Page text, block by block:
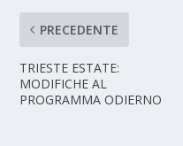
PRECEDENTE
TRIESTE ESTATE:
MODIFICHE AL
PROGRAMMA ODIERNO